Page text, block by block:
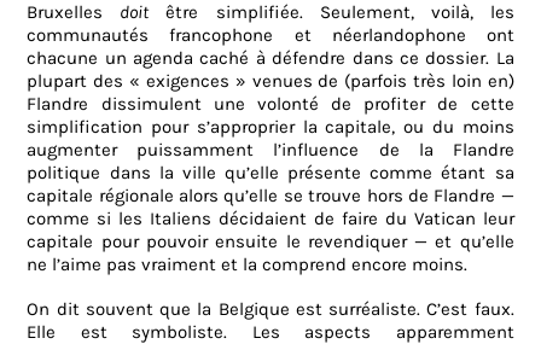
Bruxelles doitêtre simplifiée. Seulement, voilà, les
communautés francophone et néerlandophone ont
chacune un agenda caché à défendre dans ce dossier. La
plupart des « exigences » venues de (parfois très loin en)
Flandre dissimulent une volonté de profiter de cette
simplification pour s’approprier la capitale, ou du moins
augmenter puissamment l’influence de la Flandre
politique dans la ville qu’elle présente comme étant sa
capitale régionale alors qu’elle se trouve hors de Flandre —
comme si les Italiens décidaient de faire du Vatican leur
capitale pour pouvoir ensuite le revendiquer — et qu’elle
ne l’aime pas vraiment et la comprend encore moins.
On dit souvent que la Belgique est surréaliste. C’est faux.
Elle est symboliste. Les aspects apparemment